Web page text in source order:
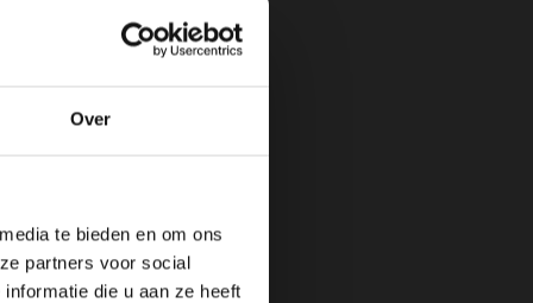
Over
te bieden en om ons
partners voor social
die u aan ze heeft